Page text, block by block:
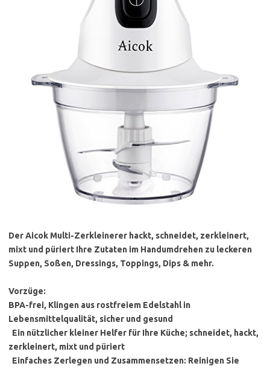
Der Aicok Multi-Zerkleinerer hackt, schneidet, zerkleinert,
mixt und püriert Ihre Zutaten im Handumdrehen zu leckeren
Suppen, Soßen, Dressings, Toppings, Dips & mehr.
Vorzüge:
BPA-frei, Klingen aus rostfreiem Edelstahl in
Lebensmittelqualität, sicher und gesund
Ein nützlicher kleiner Helfer für Ihre Küche; schneidet, hackt,
zerkleinert, mixt und püriert
Einfaches Zerlegen und Zusammensetzen: Reinigen Sie